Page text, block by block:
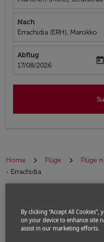
Nach
Errachidia (ERH), Marokko
Abflug
fc-booking-departure-
17/08/2026
today
Home Flüge Flüge
- Errachidia
nach Errachidia
By clicking “Accept All
on your device to enhance site
assist in our marketing efforts.